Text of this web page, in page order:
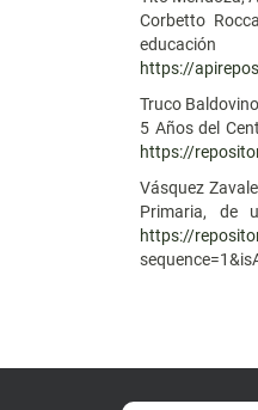
Corbetto
https://
Truco
5 Años del
https://
Vásquez
Primaria, de
https://